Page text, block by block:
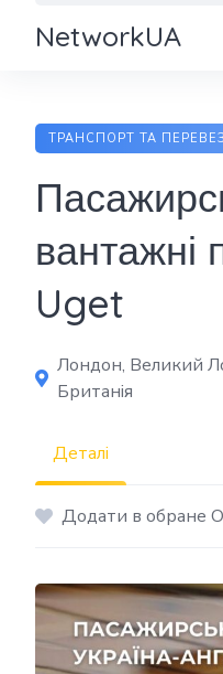
NetworkUA
ТРАНСПОРТ ТА
вантажні
Uget
Лондон, Великий
Британія
Деталі
Додати в обране